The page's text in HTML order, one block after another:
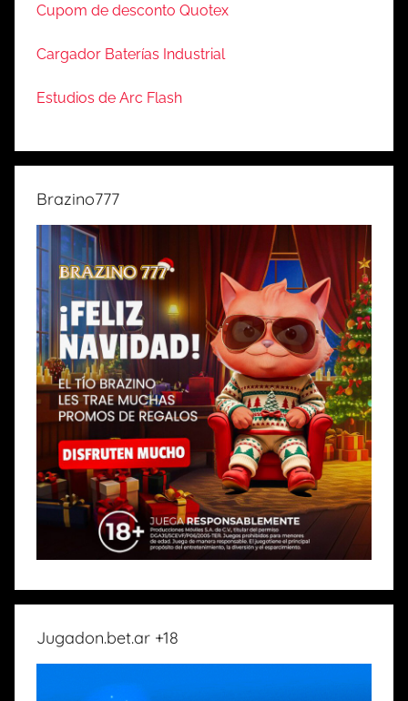
Cupom de desconto Quotex
Cargador Baterías Industrial
Estudios de Arc Flash
Brazino777
Jugadon.bet.ar +18